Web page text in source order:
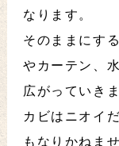
なります。
そのままにす
やカーテン、
広がっていきま
カビはニオイ
もなりかねませ